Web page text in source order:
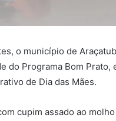
o município de
do Programa Bom Prato,
de Dia das Mães.
cupim assado ao